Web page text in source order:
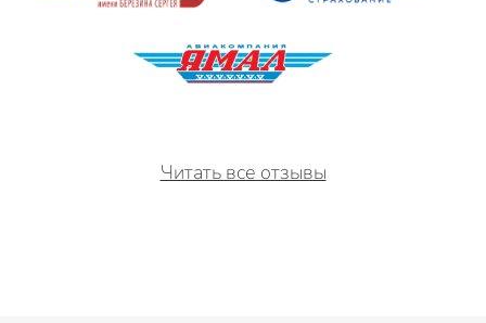
Читать все отзывы